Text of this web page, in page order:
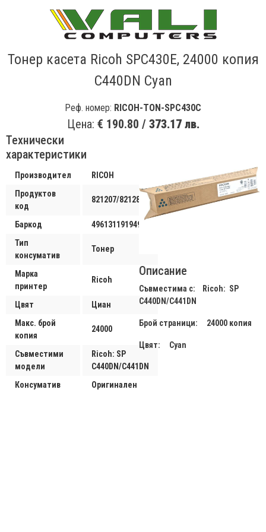
Тонер касета Ricoh SPC430E, 24000 копия
C440DN Cyan
Реф. номер: RICOH-TON-SPC430C
Цена: € 190.80 / 373.17 лв.
Технически
характеристики
Производител
RICOH
Продуктов
код
821207/821280
Баркод
4961311919497
Тип
консуматив
Тонер
Марка
принтер
Ricoh
Цвят
Циан
Макс. брой
копия
24000
Съвместими
модели
Ricoh: SP
C440DN/C441DN
Консуматив
Оригинален
Описание
Съвместима с: Ricoh: SP
C440DN/C441DN
Брой страници: 24000 копия
Цвят: Cyan